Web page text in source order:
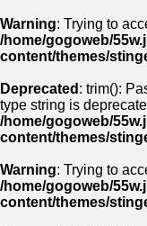
Warning: Trying to
/home/gogoweb/
content/themes/
Deprecated : trim():
type string is
/home/gogoweb/
content/themes/
Warning: Trying to
/home/gogoweb/
content/themes/